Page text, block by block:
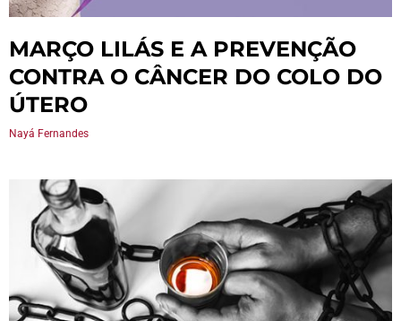
MARÇO LILÁS E A PREVENÇÃO
CONTRA O CÂNCER DO COLO DO
ÚTERO
Nayá Fernandes